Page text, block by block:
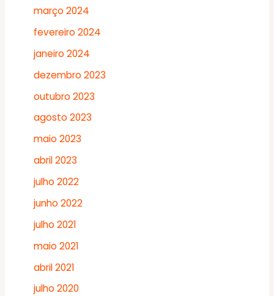
março 2024
fevereiro 2024
janeiro 2024
dezembro 2023
outubro 2023
agosto 2023
maio 2023
abril 2023
julho 2022
junho 2022
julho 2021
maio 2021
abril 2021
julho 2020